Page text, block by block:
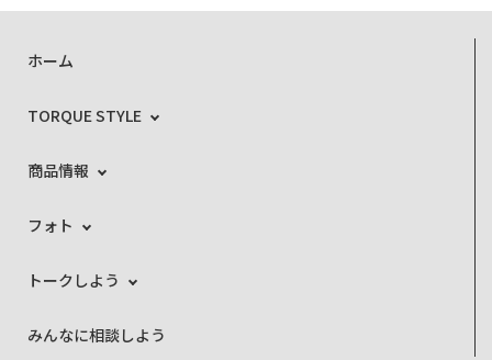
ホーム
TORQUE STYLE
商品情報
フォト
トークしよう
みんなに相談しよう